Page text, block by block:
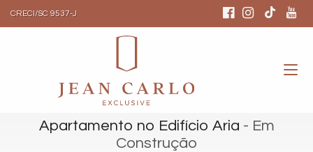
CRECI/SC 9537-J
Apartamento no Edifício Aria - Em
Construção